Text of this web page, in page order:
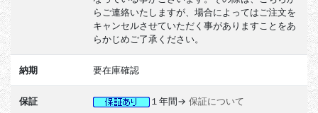
らご連絡いたしますが、場合によってはご注文を
キャンセルさせていただく事がありますことをあ
らかじめご了承ください。
納期 要在庫確認
保証 １年間→ 保証について